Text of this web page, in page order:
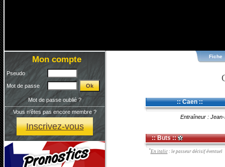
Mon compte
Pseudo
Mot de passe
Mot de passe oublié ?
Vous n'êtes pas encore membre ?
Inscrivez-vous
Fiche
:: Caen ::
Entraîneur :
:: Buts ::
*En italic: le passeur décisif éventuel